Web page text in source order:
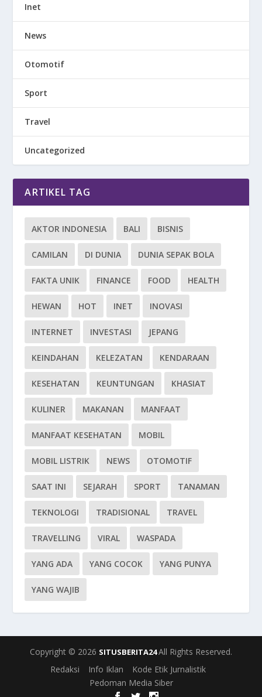
Inet
News
Otomotif
Sport
Travel
Uncategorized
ARTIKEL TAG
AKTOR INDONESIA BALI BISNIS
CAMILAN DI DUNIA DUNIA SEPAK BOLA
FAKTA UNIK FINANCE FOOD HEALTH
HEWAN HOT INET INOVASI
INTERNET INVESTASI JEPANG
KEINDAHAN KELEZATAN KENDARAAN
KESEHATAN KEUNTUNGAN KHASIAT
KULINER MAKANAN MANFAAT
MANFAAT KESEHATAN MOBIL
MOBIL LISTRIK NEWS OTOMOTIF
SAAT INI SEJARAH SPORT TANAMAN
TEKNOLOGI TRADISIONAL TRAVEL
TRAVELLING VIRAL WASPADA
YANG ADA YANG COCOK YANG PUNYA
YANG WAJIB
Copyright © 2026 SITUSBERITA24All Rights Reserved.
Redaksi
Info Iklan
Kode Etik Jurnalistik
Pedoman Media Siber